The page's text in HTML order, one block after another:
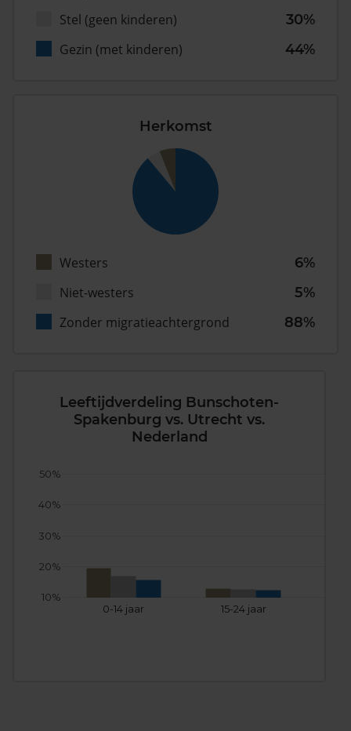
Stel (geen kinderen)
30%
Gezin (met kinderen)
44%
Herkomst
Westers
6%
Niet-westers
5%
Zonder migratieachtergrond
88%
Leeftijdverdeling Bunschoten-
Spakenburg vs. Utrecht vs.
Nederland
0-14 jaar 15-24 jaar
10%
20%
30%
40%
50%